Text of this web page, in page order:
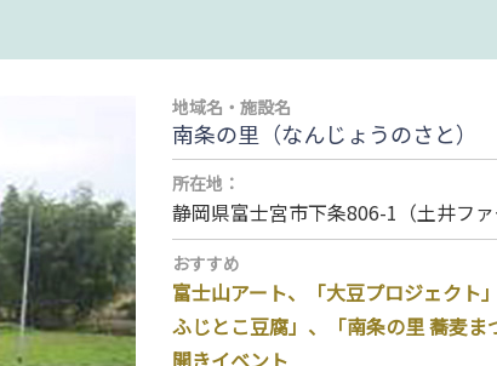
地域名・施設名
南条の里（なんじょうのさと）
所在地：
静岡県富士宮市下条806-1（土井ファ
おすすめ
富士山アート、「大豆プロジェクト
ふじとこ豆腐」、「南条の里 蕎麦
開きイベント